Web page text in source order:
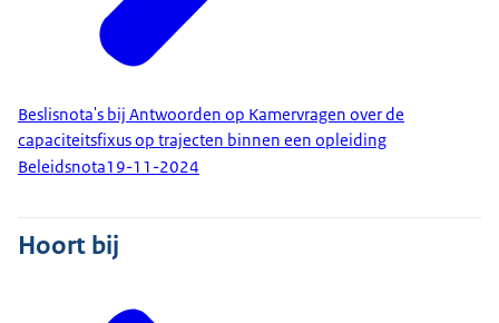
Beslisnota's bij Antwoorden op Kamervragen over de
capaciteitsfixus op trajecten binnen een opleiding
Beleidsnota19-11-2024
Hoort bij